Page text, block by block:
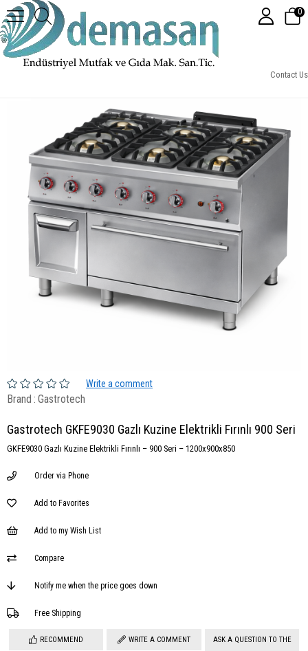
Contact Us
0
Gastrotech GKFE9030 Gazlı Kuzine Elektrikli Fırınlı 900 Seri
Write a comment
Brand : Gastrotech
Gastrotech GKFE9030 Gazlı Kuzine Elektrikli Fırınlı 900 Seri
GKFE9030 Gazlı Kuzine Elektrikli Fırınlı – 900 Seri – 1200x900x850
Order via Phone
Add to Favorites
Add to my Wish List
Compare
Notify me when the price goes down
Free Shipping
RECOMMEND WRITE A COMMENT ASK A QUESTION TO THE